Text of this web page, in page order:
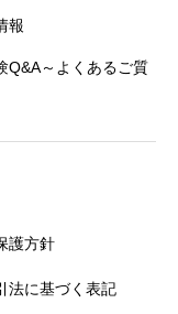
報
Q&A～よくあるご質
護方針
法に基づく表記